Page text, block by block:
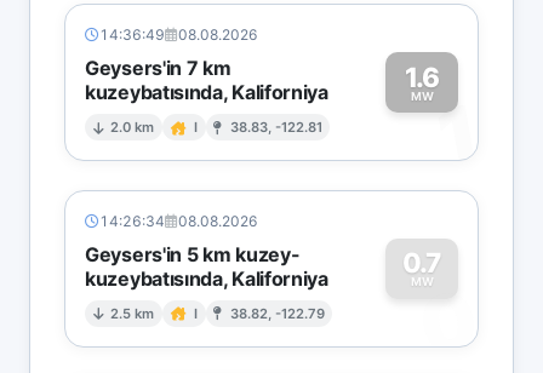
14:36:49 08.08.2026
Geysers'in 7 km
kuzeybatısında, Kaliforniya
2.0 km I 38.83, -122.81
1.6
MW1
14:26:34 08.08.2026
Geysers'in 5 km kuzey-
kuzeybatısında, Kaliforniya
2.5 km I 38.82, -122.79
0.7
MW
0